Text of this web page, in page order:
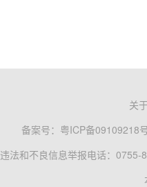
关
备案号： 粤ICP备09109218
违法和不良信息举报电话：0755-